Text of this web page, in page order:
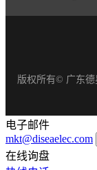
版权所有© 广东德
电子邮件
mkt@diseaelec.com
在线询盘